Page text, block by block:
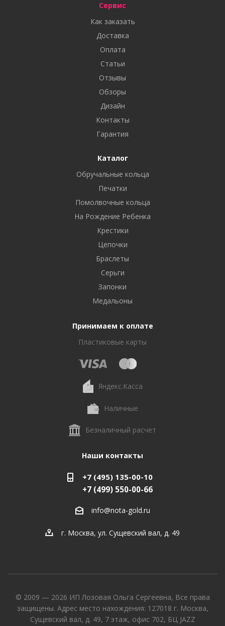
Сервис
Как заказать
Доставка
Оплата
Статьи
Отзывы
Обзоры
Дизайн
Контакты
Гарантия
Каталог
Обручальные кольца
Печатки
Помолвочные кольца
На Рождение Ребенка
Крестики
Цепочки
Браслеты
Серьги
Запонки
Медальоны
Принимаем к оплате
Пластиковые карты
Яндекс.Касса
Наличные
Безналичный расчет
Наши контакты
+7 (495) 135-00-10
+7 (499) 550-00-66
info@nota-gold.ru
г. Москва, ул. Сущевский вал, д. 49
© 2009 — 2026 ИП Лозовая Ольга Сергеевна, Все права
защищены. Адрес место нахождения: 127018 г. Москва,
Сущевский вал, д. 49, 7 этаж, офис 702, БЦ JAZZ